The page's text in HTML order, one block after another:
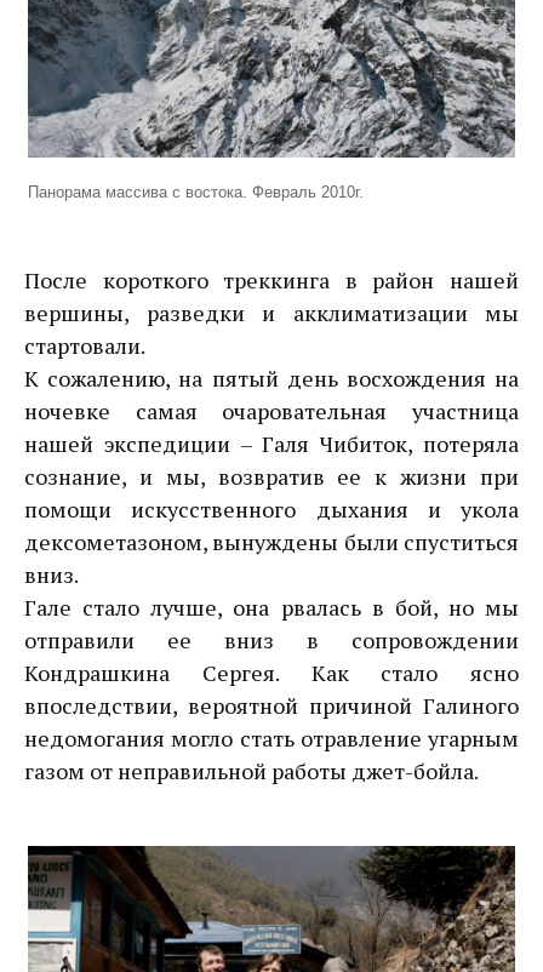
Панорама массива с востока. Февраль 2010г.
После короткого треккинга в район нашей
вершины, разведки и акклиматизации мы
стартовали.
К сожалению, на пятый день восхождения на
ночевке самая очаровательная участница
нашей экспедиции – Галя Чибиток, потеряла
сознание, и мы, возвратив ее к жизни при
помощи искусственного дыхания и укола
дексометазоном, вынуждены были спуститься
вниз.
Гале стало лучше, она рвалась в бой, но мы
отправили ее вниз в сопровождении
Кондрашкина Сергея. Как стало ясно
впоследствии, вероятной причиной Галиного
недомогания могло стать отравление угарным
газом от неправильной работы джет-бойла.